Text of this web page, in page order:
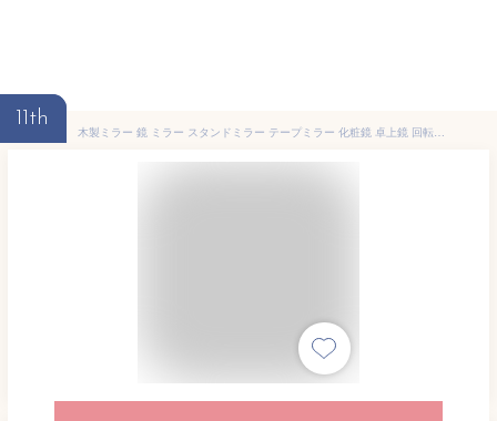
11th
木製ミラー 鏡 ミラー スタンドミラー テープミラー 化粧鏡 卓上鏡 回転可能 シンプル おしゃれ 揺らない